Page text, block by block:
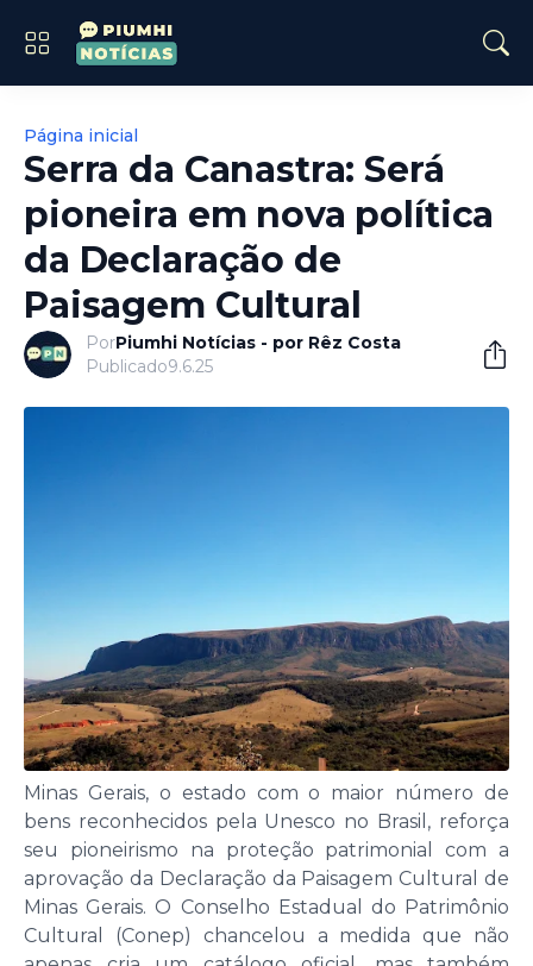
Página inicial
Serra da Canastra: Será
pioneira em nova política
da Declaração de
Paisagem Cultural
PorPiumhi Notícias - por Rêz Costa
Publicado9.6.25
Minas Gerais, o estado com o maior número de
bens reconhecidos pela Unesco no Brasil, reforça
seu pioneirismo na proteção patrimonial com a
aprovação da Declaração da Paisagem Cultural de
Minas Gerais. O Conselho Estadual do Patrimônio
Cultural (Conep) chancelou a medida que não